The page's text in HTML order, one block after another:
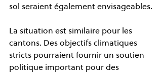
sol seraient également envisageables.
La situation est similaire pour les
cantons. Des objectifs climatiques
stricts pourraient fournir un soutien
politique important pour des